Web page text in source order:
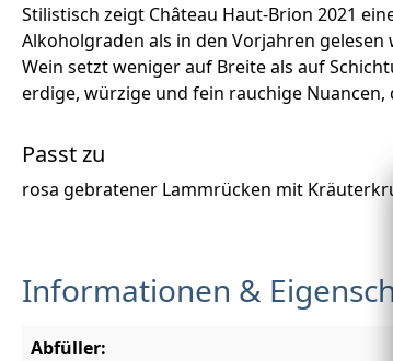
Stilistisch zeigt Château Haut-Brion 2021
Alkoholgraden als in den Vorjahren gelesen
Wein setzt weniger auf Breite als auf
erdige, würzige und fein rauchige
Passt zu
rosa gebratener Lammrücken mit
Informationen &
Abfüller: